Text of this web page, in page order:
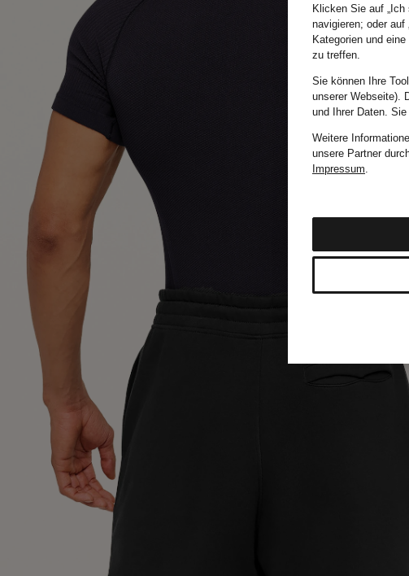
Klicken Sie auf
navigieren; oder auf
Kategorien und
zu treffen.
Sie können Ihre
unserer Webseite).
und Ihrer Daten. Sie
Weitere
unsere Partner
Impressum.